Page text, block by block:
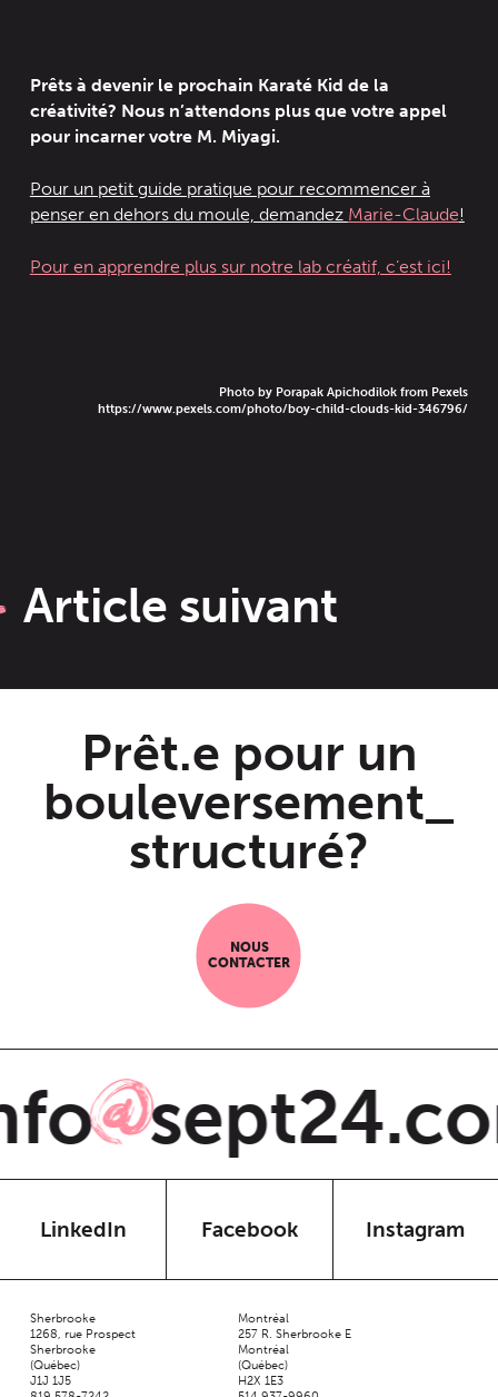
Prêts à devenir le prochain Karaté Kid de la
créativité? Nous n’attendons plus que votre appel
pour incarner votre M. Miyagi.
Pour un petit guide pratique pour recommencer à
penser en dehors du moule, demandez Marie-Claude!
Pour en apprendre plus sur notre lab créatif, c’est ici!
Photo by Porapak Apichodilok from Pexels
https://www.pexels.com/photo/boy-child-clouds-kid-346796/
Article suivant
Prêt.e pour un
bouleversement_
structuré?
NOUS
CONTACTER
@
LinkedIn Facebook Instagram
Sherbrooke
1268, rue Prospect
Sherbrooke
(Québec)
J1J 1J5
Montréal
257 R. Sherbrooke E
Montréal
(Québec)
H2X 1E3